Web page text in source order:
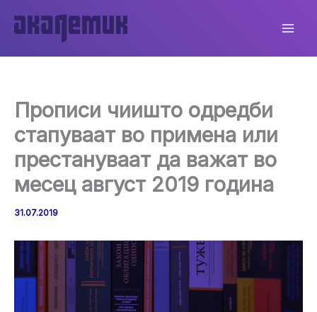
content
Прописи чиишто одредби
стапуваат во примена или
престануваат да важат во
месец август 2019 година
31.07.2019